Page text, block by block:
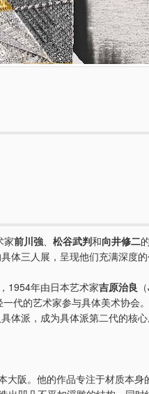
家前川強 松谷武判和向井修二
体三人展，呈现他们充满深度的
1954年由日本艺术家吉原治良
代的艺术家参与具体美术协会
体派，成为具体派第二代的核心
大阪。他的作品专注于材质本身